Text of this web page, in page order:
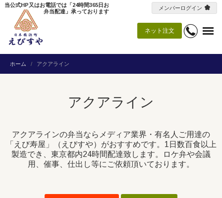
ネット注文
当公式HP又はお電話では「24時間365日お
弁当配達」承っております
メンバーログイン
ホーム アクアライン
アクアライン
アクアラインの弁当ならメディア業界・有名人ご用達の
「えび寿屋」（えびすや）がおすすめです。1日数百食以上
製造でき、東京都内24時間配達致します。ロケ弁や会議
用、催事、仕出し等にご依頼頂いております。